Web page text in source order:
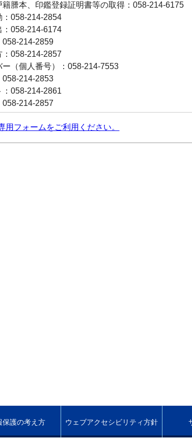
籍謄本、印鑑登録証明書等の取得：058-214-6175
：058-214-2854
：058-214-6174
058-214-2859
：058-214-2857
ー（個人番号）：058-214-7553
058-214-2853
：058-214-2861
058-214-2857
フォームをご利用ください。
保護の考え方 ウェブアクセシビリティ方針